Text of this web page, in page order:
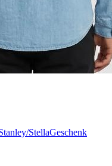
StellaGeschenk